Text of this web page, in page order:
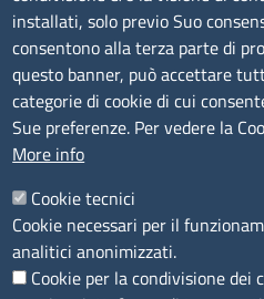
Albo Online
Amministrazione trasparente
Bandi e concorsi
Segnalazioni Whistleblowing
Accessibilità
IBAN e pagamenti informatici
Informative privacy e cookie
Verifiche PA
Attuazione misure PNRR
installati, solo previo Suo
consentono alla terza parte di
questo banner, può accettare
categorie di cookie di cui
Sue preferenze. Per vedere la
More info
Cookie tecnici
Cookie necessari per il
analitici anonimizzati.
Cookie per la condivisione